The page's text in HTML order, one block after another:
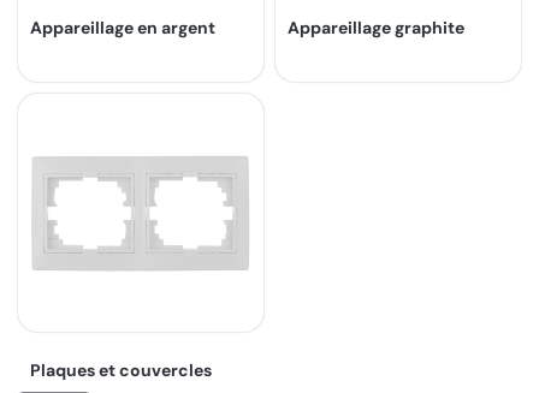
Appareillage en argent Appareillage graphite
Plaques et couvercles